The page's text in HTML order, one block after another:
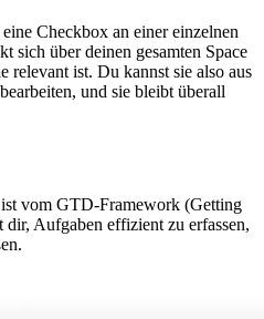
Checkbox an einer einzelnen
sich über deinen gesamten Space
relevant ist. Du kannst sie also aus
und sie bleibt überall
vom GTD-Framework (Getting
Aufgaben effizient zu erfassen,